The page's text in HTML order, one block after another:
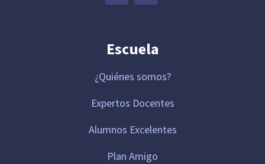
Escuela
¿Quiénes somos?
Expertos Docentes
Alumnos Excelentes
Plan Amigo